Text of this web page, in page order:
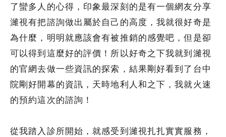
了蠻多人的心得，印象最深刻的是有一個網友分享
濰視有把諮詢做出屬於自己的高度，我就很好奇是
為什麼，明明就應該會有被推銷的感覺吧，但是卻
可以得到這麼好的評價！所以好奇之下我就到濰視
的官網去做一些資訊的探索，結果剛好看到了台中
院剛好開幕的資訊，天時地利人和之下，我就火速
的預約這次的諮詢！
從我踏入診所開始，就感受到濰視扎扎實實服務，